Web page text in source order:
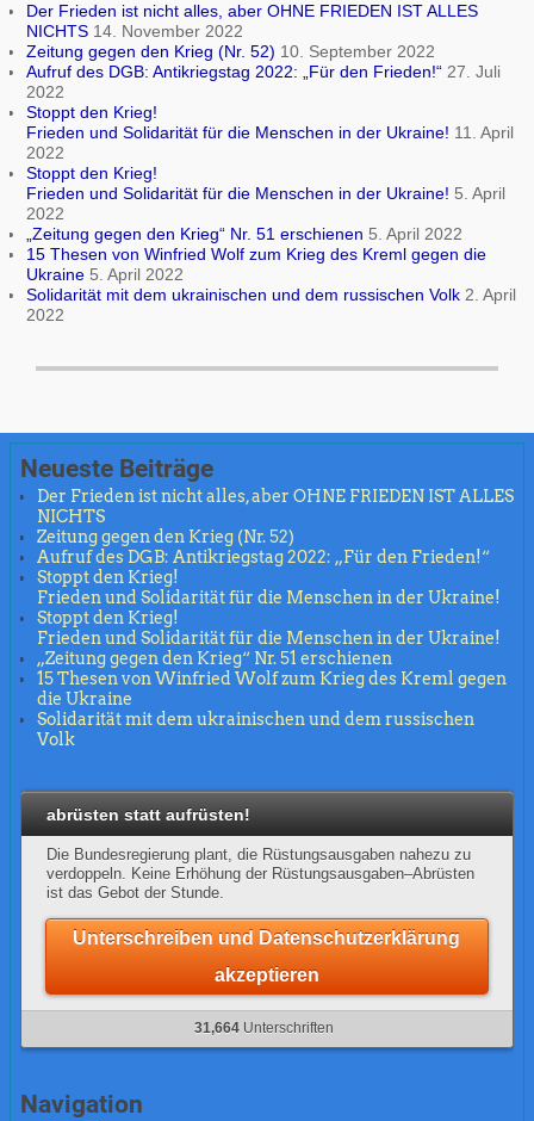
Der Frieden ist nicht alles, aber OHNE FRIEDEN IST ALLES
NICHTS 14. November 2022
Zeitung gegen den Krieg (Nr. 52) 10. September 2022
Aufruf des DGB: Antikriegstag 2022: „Für den Frieden!“ 27. Juli
2022
Stoppt den Krieg!
Frieden und Solidarität für die Menschen in der Ukraine! 11. April
2022
Stoppt den Krieg!
Frieden und Solidarität für die Menschen in der Ukraine! 5. April
2022
„Zeitung gegen den Krieg“ Nr. 51 erschienen 5. April 2022
15 Thesen von Winfried Wolf zum Krieg des Kreml gegen die
Ukraine 5. April 2022
Solidarität mit dem ukrainischen und dem russischen Volk 2. April
2022
Neueste Beiträge
Der Frieden ist nicht alles, aber OHNE FRIEDEN IST ALLES
NICHTS
Zeitung gegen den Krieg (Nr. 52)
Aufruf des DGB: Antikriegstag 2022: „Für den Frieden!“
Stoppt den Krieg!
Frieden und Solidarität für die Menschen in der Ukraine!
Stoppt den Krieg!
Frieden und Solidarität für die Menschen in der Ukraine!
„Zeitung gegen den Krieg“ Nr. 51 erschienen
15 Thesen von Winfried Wolf zum Krieg des Kreml gegen
die Ukraine
Solidarität mit dem ukrainischen und dem russischen
Volk
abrüsten statt aufrüsten!
Die Bundesregierung plant, die Rüstungsausgaben nahezu zu
verdoppeln. Keine Erhöhung der Rüstungsausgaben–Abrüsten
ist das Gebot der Stunde.
Unterschreiben und Datenschutzerklärung
akzeptieren
31,664 Unterschriften
Navigation